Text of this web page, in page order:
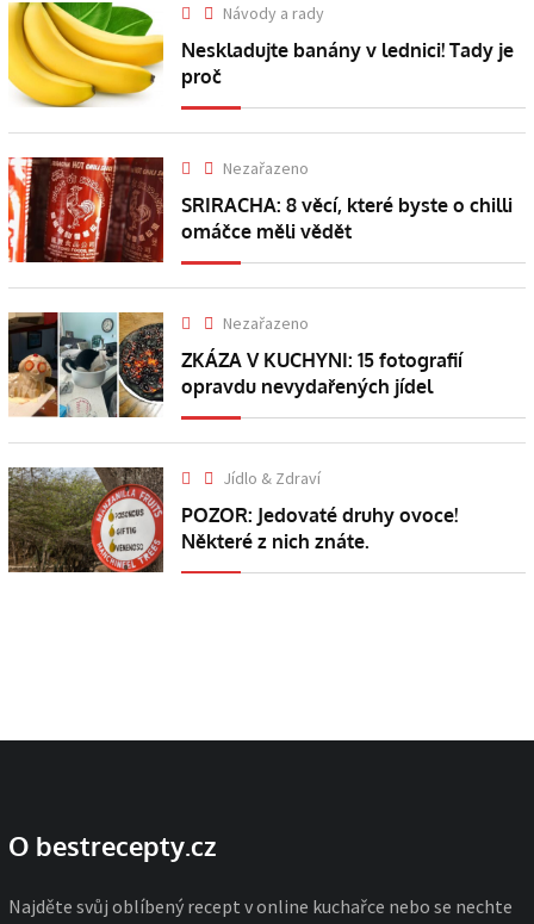
Návody a rady
Neskladujte banány v lednici! Tady je
proč
Nezařazeno
SRIRACHA: 8 věcí, které byste o chilli
omáčce měli vědět
Nezařazeno
ZKÁZA V KUCHYNI: 15 fotografií
opravdu nevydařených jídel
Jídlo & Zdraví
POZOR: Jedovaté druhy ovoce!
Některé z nich znáte.
O bestrecepty.cz
Najděte svůj oblíbený recept v online kuchařce nebo se nechte